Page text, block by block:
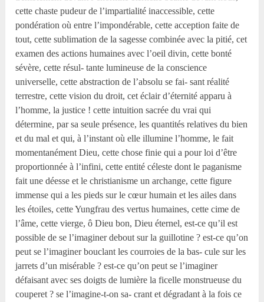
cette chaste pudeur de l’impartialité inaccessible, cette
pondération où entre l’impondérable, cette acception faite de
tout, cette sublimation de la sagesse combinée avec la pitié, cet
examen des actions humaines avec l’oeil divin, cette bonté
sévère, cette résul- tante lumineuse de la conscience
universelle, cette abstraction de l’absolu se fai- sant réalité
terrestre, cette vision du droit, cet éclair d’éternité apparu à
l’homme, la justice ! cette intuition sacrée du vrai qui
détermine, par sa seule présence, les quantités relatives du bien
et du mal et qui, à l’instant où elle illumine l’homme, le fait
momentanément Dieu, cette chose finie qui a pour loi d’être
proportionnée à l’infini, cette entité céleste dont le paganisme
fait une déesse et le christianisme un archange, cette figure
immense qui a les pieds sur le cœur humain et les ailes dans
les étoiles, cette Yungfrau des vertus humaines, cette cime de
l’âme, cette vierge, ô Dieu bon, Dieu éternel, est-ce qu’il est
possible de se l’imaginer debout sur la guillotine ? est-ce qu’on
peut se l’imaginer bouclant les courroies de la bas- cule sur les
jarrets d’un misérable ? est-ce qu’on peut se l’imaginer
défaisant avec ses doigts de lumière la ficelle monstrueuse du
couperet ? se l’imagine-t-on sa- crant et dégradant à la fois ce